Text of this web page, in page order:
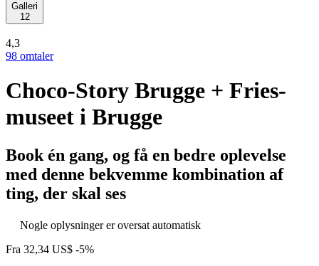
Galleri
12
4,3
98 omtaler
Choco-Story Brugge + Fries-
museet i Brugge
Book én gang, og få en bedre oplevelse
med denne bekvemme kombination af
ting, der skal ses
Nogle oplysninger er oversat automatisk
Fra 32,34 US$ -5%